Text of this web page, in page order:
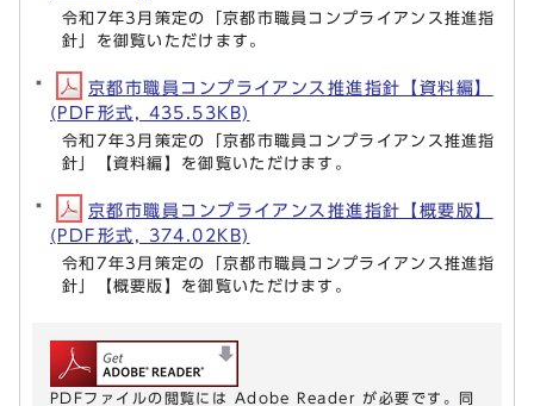
令和7年3月策定の「京都市職員コンプライアンス推進指
針」を御覧いただけます。
京都市職員コンプライアンス推進指針【資料編】
(PDF形式, 435.53KB)
令和7年3月策定の「京都市職員コンプライアンス推進指
針」【資料編】を御覧いただけます。
京都市職員コンプライアンス推進指針【概要版】
(PDF形式, 374.02KB)
令和7年3月策定の「京都市職員コンプライアンス推進指
針」【概要版】を御覧いただけます。
PDFファイルの閲覧には Adobe Reader が必要です。同